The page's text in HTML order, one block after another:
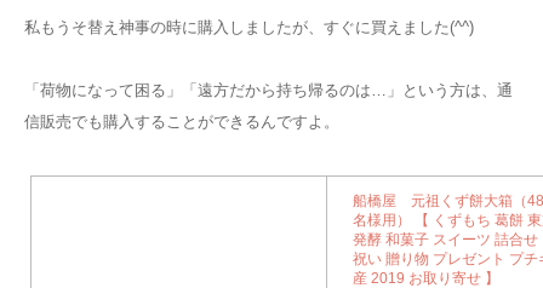
私もうそ替え神事の時に購入しましたが、すぐに買えました(^^)
「荷物になって困る」「遠方だから持ち帰るのは…」という方は、通
信販売でも購入することができるんですよ。
船橋屋 元祖くず餅大箱（
名様用） 【 くずもち 葛餅
発酵 和菓子 スイーツ 詰合せ
祝い 贈り物 プレゼント プチ
産 2019 お取り寄せ 】